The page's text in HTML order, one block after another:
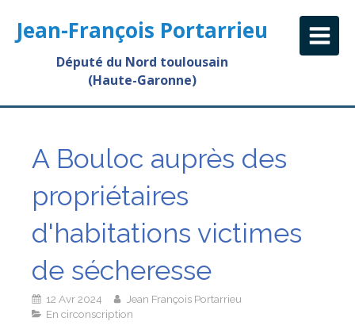
Jean-François Portarrieu
Député du Nord toulousain
(Haute-Garonne)
A Bouloc auprès des
propriétaires
d'habitations victimes
de sécheresse
12 Avr 2024
Jean François Portarrieu
En circonscription